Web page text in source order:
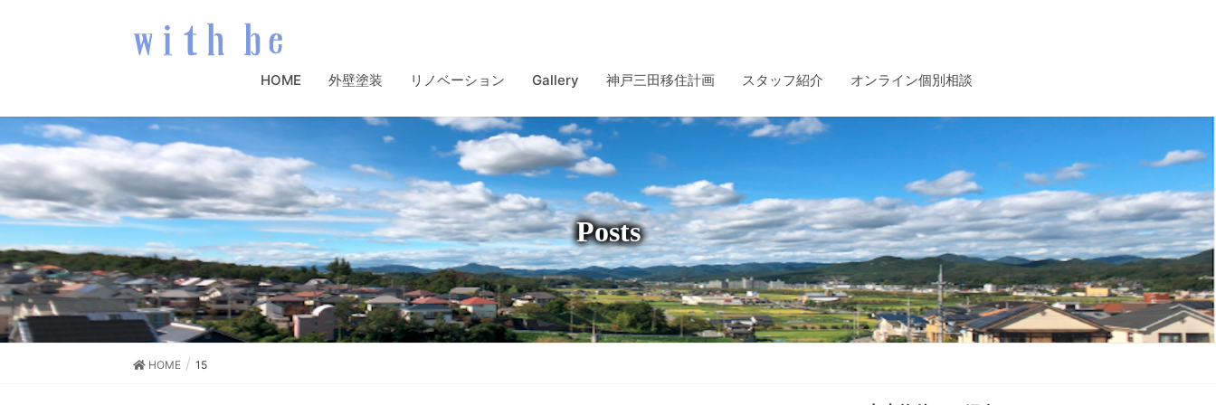
HOME 外壁塗装 リノベーション Gallery 神戸三田移住計画 スタッフ紹介 オンライン個別相談
Posts
HOME 15